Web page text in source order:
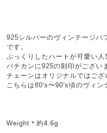
925シルバーのヴィンテージパ
です。
ぷっくりしたハートが可愛い人
バチカンに925の刻印がござい
チェーンはオリジナルではござ
こちらは80's〜90's頃のヴィン
Weight＊約4.6g